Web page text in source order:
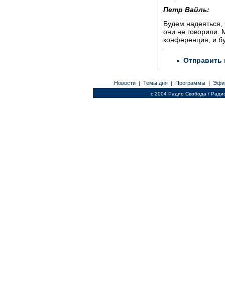
Петр Вайль:
Будем надеяться,
они не говорили.
конференция, и
Отправить
Новости | Темы дня | Программы |
c 2004 Радио Свобода /